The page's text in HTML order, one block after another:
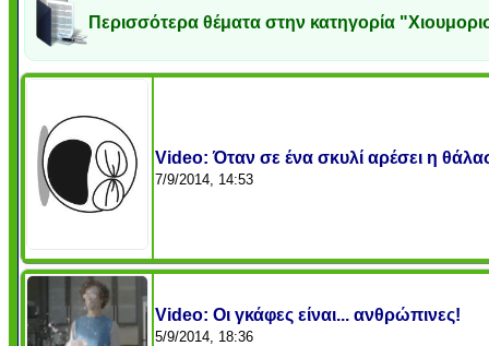
Περισσότερα θέματα στην κατηγορία
Video: Όταν σε ένα σκυλί αρέσει η
7/9/2014, 14:53
Video: Οι γκάφες είναι... ανθρώπινες!
5/9/2014, 18:36